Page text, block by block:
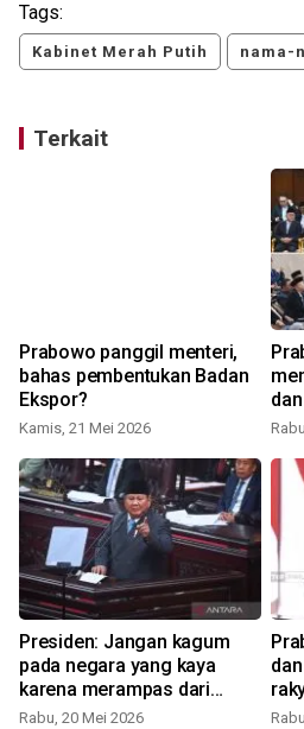
Tags:
Kabinet Merah Putih nama-
Terkait
Prabowo panggil menteri,
bahas pembentukan Badan
Ekspor?
Kamis, 21 Mei 2026
Presiden: Jangan kagum
pada negara yang kaya
karena merampas dari
bangsa lain
Rabu, 20 Mei 2026